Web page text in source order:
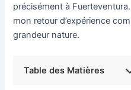
précisément à
mon retour d’expérience
grandeur nature.
Table des Matières